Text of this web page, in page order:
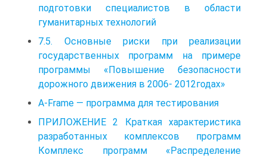
подготовки специалистов в области
гуманитарных технологий
7.5. Основные риски при реализации
государственных программ на примере
программы «Повышение безопасности
дорожного движения в 2006- 2012годах»
A-Frame — программа для тестирования
ПРИЛОЖЕНИЕ 2 Краткая характеристика
разработанных комплексов программ
Комплекс программ «Распределение